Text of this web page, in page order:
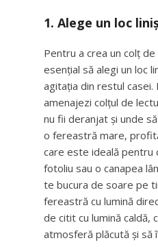
1. Alege un loc
Pentru a crea un colț
esențial să alegi un loc
agitația din restul casei.
amenajezi colțul de
nu fii deranjat și unde
o fereastră mare,
care este ideală pentru
fotoliu sau o canapea
te bucura de soare pe
fereastră cu lumină
de citit cu lumină caldă,
atmosferă plăcută și să